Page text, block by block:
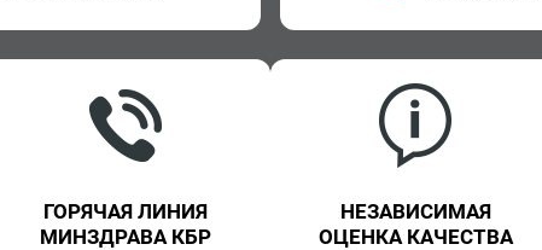
ГОРЯЧАЯ ЛИНИЯ
МИНЗДРАВА КБР
НЕЗАВИСИМАЯ
ОЦЕНКА КАЧЕСТВА